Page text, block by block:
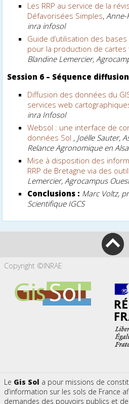
Les RRP au service de la
Défavorisées Simples,Anne-
inra infosol
Guide d’utilisation des
pour la production de
Blandine Lemercier,
Session 6 – Séquence
Diffusion des données du
services web
inra Infosol
Websol : une interface de
données Sol , Joëlle Sauter,
Relance Agronomique en
Mise à disposition des
RRP de Bretagne via des
Lemercier, Agrocampus
Conclusions : Marc Voltz,
Scientifique IGCS
Copyright ©INRAE
Le Gis Sol a pour missions de
d’information sur les sols de France
demandes des pouvoirs publics et